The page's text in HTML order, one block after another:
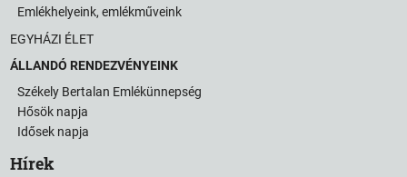
Emlékhelyeink, emlékműveink
EGYHÁZI ÉLET
ÁLLANDÓ RENDEZVÉNYEINK
Székely Bertalan Emlékünnepség
Hősök napja
Idősek napja
Hírek